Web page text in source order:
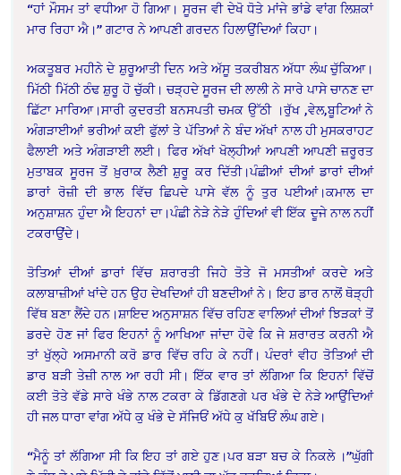
“ਹਾਂ ਮੌਸਮ ਤਾਂ ਵਧੀਆ ਹੋ ਗਿਆ। ਸੂਰਜ ਵੀ ਦੇਖੋ ਧੋਤੇ ਮਾਂਜੇ ਭਾਂਡੇ ਵਾਂਗ ਲਿਸ਼ਕਾਂ
ਮਾਰ ਰਿਹਾ ਐ।” ਗਟਾਰ ਨੇ ਆਪਣੀ ਗਰਦਨ ਹਿਲਾਉਂਦਿਆਂ ਕਿਹਾ।
ਅਕਤੂਬਰ ਮਹੀਨੇ ਦੇ ਸ਼ੁਰੂਆਤੀ ਦਿਨ ਅਤੇ ਅੱਸੂ ਤਕਰੀਬਨ ਅੱਧਾ ਲੰਘ ਚੁੱਕਿਆ।
ਮਿੱਠੀ ਮਿੱਠੀ ਠੰਢ ਸ਼ੁਰੂ ਹੋ ਚੁੱਕੀ। ਚੜ੍ਹਦੇ ਸੂਰਜ ਦੀ ਲਾਲੀ ਨੇ ਸਾਰੇ ਪਾਸੇ ਚਾਨਣ ਦਾ
ਛਿੱਟਾ ਮਾਰਿਆ।ਸਾਰੀ ਕੁਦਰਤੀ ਬਨਸਪਤੀ ਚਮਕ ਉੱਠੀ ।ਰੁੱਖ ,ਵੇਲ,ਬੂਟਿਆਂ ਨੇ
ਅੰਗੜਾਈਆਂ ਭਰੀਆਂ ਕਈ ਫੁੱਲਾਂ ਤੇ ਪੱਤਿਆਂ ਨੇ ਬੰਦ ਅੱਖਾਂ ਨਾਲ ਹੀ ਮੁਸਕਰਾਹਟ
ਫੈਲਾਈ ਅਤੇ ਅੰਗੜਾਈ ਲਈ। ਫਿਰ ਅੱਖਾਂ ਖੋਲ੍ਹੀਆਂ ਆਪਣੀ ਆਪਣੀ ਜ਼ਰੂਰਤ
ਮੁਤਾਬਕ ਸੂਰਜ ਤੋਂ ਖ਼ੁਰਾਕ ਲੈਣੀ ਸ਼ੁਰੂ ਕਰ ਦਿੱਤੀ।ਪੰਛੀਆਂ ਦੀਆਂ ਡਾਰਾਂ ਦੀਆਂ
ਡਾਰਾਂ ਰੋਜ਼ੀ ਦੀ ਭਾਲ ਵਿੱਚ ਛਿਪਦੇ ਪਾਸੇ ਵੱਲ ਨੂੰ ਤੁਰ ਪਈਆਂ।ਕਮਾਲ ਦਾ
ਅਨੁਸ਼ਾਸ਼ਨ ਹੁੰਦਾ ਐ ਇਹਨਾਂ ਦਾ।ਪੰਛੀ ਨੇੜੇ ਨੇੜੇ ਹੁੰਦਿਆਂ ਵੀ ਇੱਕ ਦੂਜੇ ਨਾਲ ਨਹੀਂ
ਟਕਰਾਉਂਦੇ।
ਤੋਤਿਆਂ ਦੀਆਂ ਡਾਰਾਂ ਵਿੱਚ ਸ਼ਰਾਰਤੀ ਜਿਹੇ ਤੋਤੇ ਜੋ ਮਸਤੀਆਂ ਕਰਦੇ ਅਤੇ
ਕਲਾਬਾਜ਼ੀਆਂ ਖਾਂਦੇ ਹਨ ਉਹ ਦੇਖਦਿਆਂ ਹੀ ਬਣਦੀਆਂ ਨੇ। ਇਹ ਡਾਰ ਨਾਲੋਂ ਥੋੜ੍ਹੀ
ਵਿੱਥ ਬਣਾ ਲੈਂਦੇ ਹਨ।ਸ਼ਾਇਦ ਅਨੁਸਾਸ਼ਨ ਵਿੱਚ ਰਹਿਣ ਵਾਲਿਆਂ ਦੀਆਂ ਝਿੜਕਾਂ ਤੋਂ
ਡਰਦੇ ਹੋਣ ਜਾਂ ਫਿਰ ਇਹਨਾਂ ਨੂੰ ਆਖਿਆ ਜਾਂਦਾ ਹੋਵੇ ਕਿ ਜੇ ਸ਼ਰਾਰਤ ਕਰਨੀ ਐ
ਤਾਂ ਖੁੱਲ੍ਹੇ ਅਸਮਾਨੀ ਕਰੋ ਡਾਰ ਵਿੱਚ ਰਹਿ ਕੇ ਨਹੀਂ। ਪੰਦਰਾਂ ਵੀਹ ਤੋਤਿਆਂ ਦੀ
ਡਾਰ ਬੜੀ ਤੇਜ਼ੀ ਨਾਲ ਆ ਰਹੀ ਸੀ। ਇੱਕ ਵਾਰ ਤਾਂ ਲੱਗਿਆ ਕਿ ਇਹਨਾਂ ਵਿੱਚੋਂ
ਕਈ ਤੋਤੇ ਵੱਡੇ ਸਾਰੇ ਖੰਭੇ ਨਾਲ ਟਕਰਾ ਕੇ ਡਿੱਗਣਗੇ ਪਰ ਖੰਭੇ ਦੇ ਨੇੜੇ ਆਉਂਦਿਆਂ
ਹੀ ਜਲ ਧਾਰਾ ਵਾਂਗ ਅੱਧੇ ਕੁ ਖੰਭੇ ਦੇ ਸੱਜਿਓਂ ਅੱਧੇ ਕੁ ਖੱਬਿਓਂ ਲੰਘ ਗਏ।
“ਮੈਨੂੰ ਤਾਂ ਲੱਗਿਆ ਸੀ ਕਿ ਇਹ ਤਾਂ ਗਏ ਹੁਣ।ਪਰ ਬੜਾ ਬਚ ਕੇ ਨਿਕਲੇ ।”ਘੁੱਗੀ